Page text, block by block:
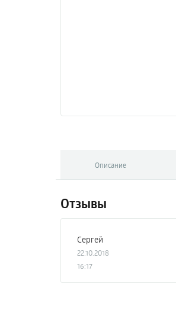
Описание
Отзывы
Сергей
22.10.2018
16:17